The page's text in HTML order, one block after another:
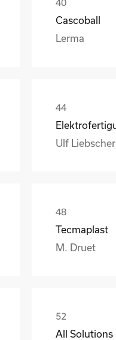
Cascoball
Lerma
Ulf Liebscher
Tecmaplast
M. Druet
All Solutions